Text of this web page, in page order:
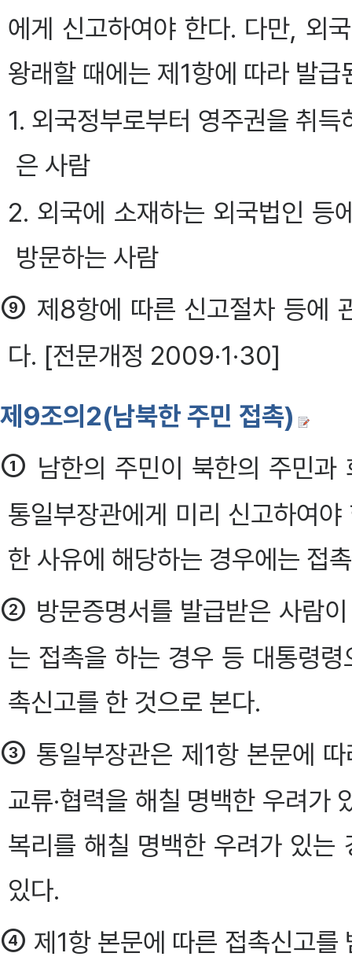
에게 신고하여야 한다. 다만, 외
왕래할 때에는 제1항에 따라 발
1. 외국정부로부터 영주권을 취
은 사람
2. 외국에 소재하는 외국법인 등
방문하는 사람
⑨ 제8항에 따른 신고절차 등에
다. [전문개정 2009·1·30]
제9조의2(남북한 주민 접촉)
① 남한의 주민이 북한의 주민과
통일부장관에게 미리 신고하여
한 사유에 해당하는 경우에는 접
② 방문증명서를 발급받은 사람
는 접촉을 하는 경우 등 대통령
촉신고를 한 것으로 본다.
③ 통일부장관은 제1항 본문에
교류·협력을 해칠 명백한 우려가
복리를 해칠 명백한 우려가 있는
있다.
④ 제1항 본문에 따른 접촉신고를